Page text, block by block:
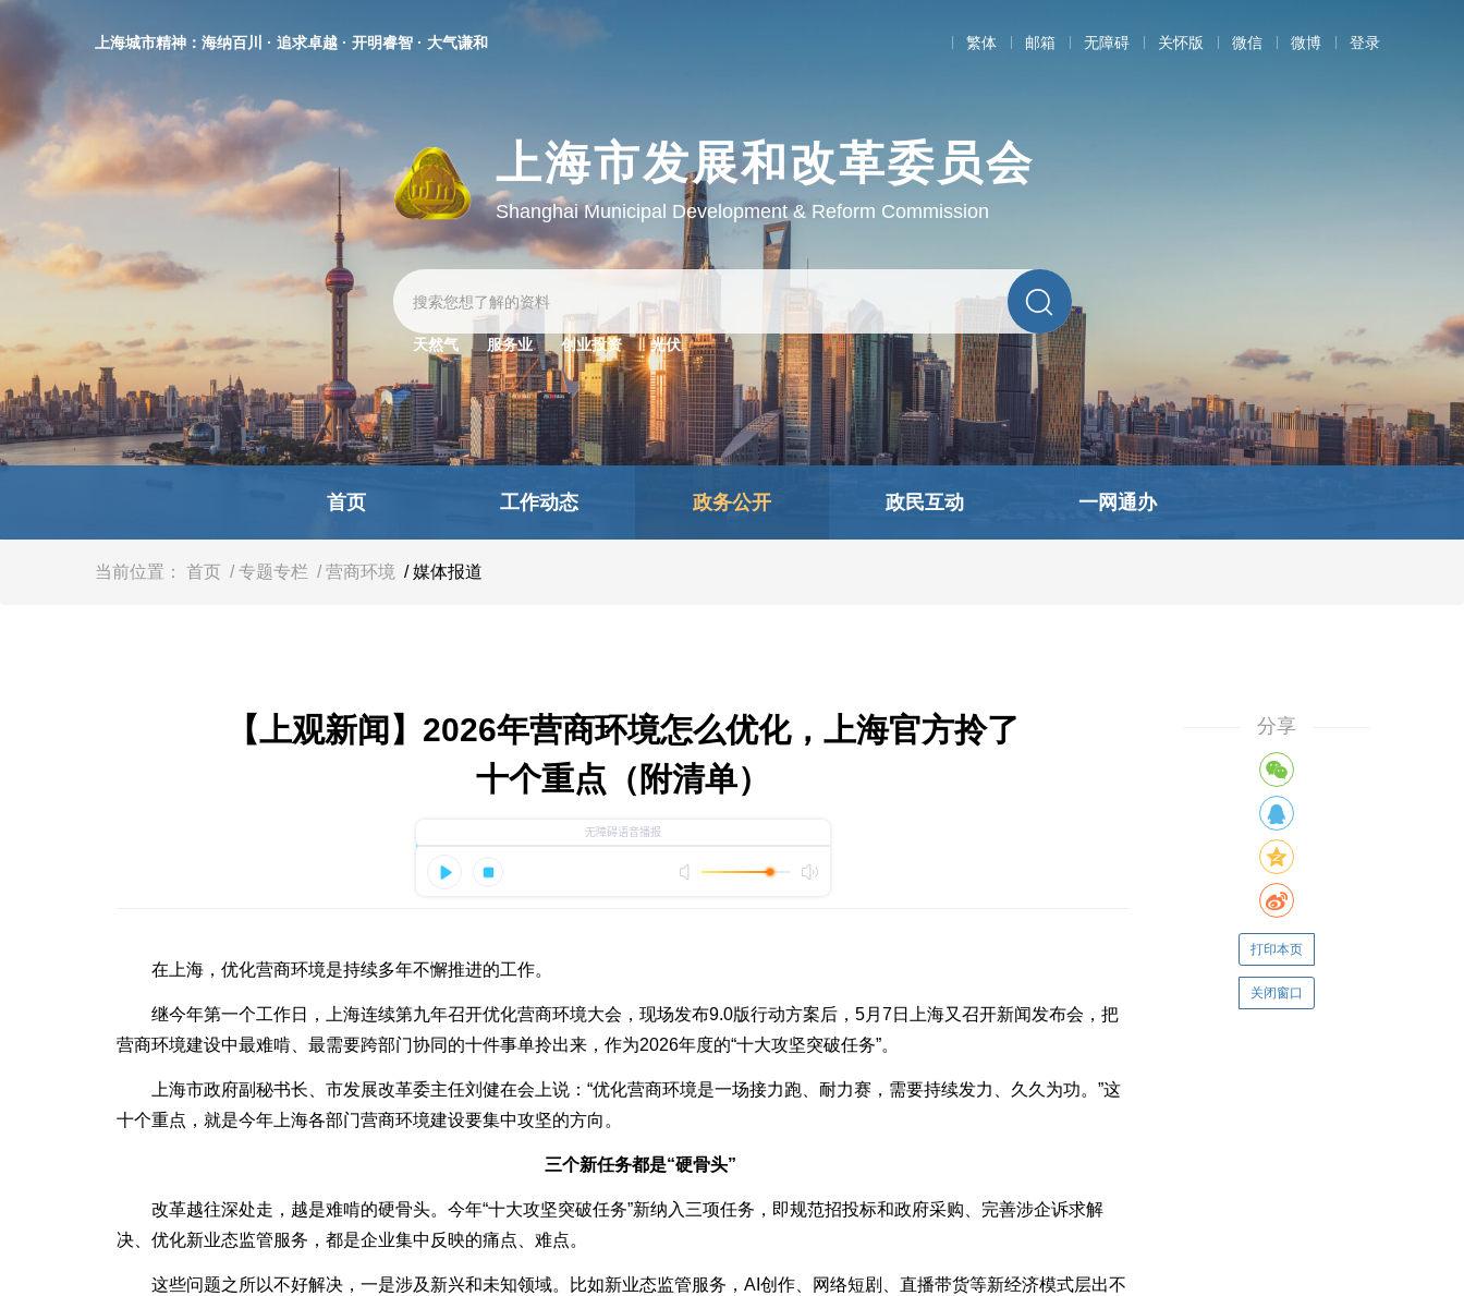
明
网
站
跳
到
主
要
内
域
上海城市精神：海纳百川 · 追求卓越 · 开明睿智 · 大气谦和 繁体 邮箱 无障碍 关怀版 微信 微博 登录
上海市发展和改革委员会
Shanghai Municipal Development & Reform Commission
天然气 服务业 创业投资 光伏
首页 工作动态 政务公开 政民互动 一网通办
当前位置： 首页 / 专题专栏 / 营商环境 / 媒体报道
【上观新闻】2026年营商环境怎么优化，上海官方拎了
十个重点（附清单）
在上海，优化营商环境是持续多年不懈推进的工作。
继今年第一个工作日，上海连续第九年召开优化营商环境大会，现场发布9.0版行动方案后，5月7日上海又召开新闻发布会，把
营商环境建设中最难啃、最需要跨部门协同的十件事单拎出来，作为2026年度的“十大攻坚突破任务”。
上海市政府副秘书长、市发展改革委主任刘健在会上说：“优化营商环境是一场接力跑、耐力赛，需要持续发力、久久为功。”这
十个重点，就是今年上海各部门营商环境建设要集中攻坚的方向。
三个新任务都是“硬骨头”
改革越往深处走，越是难啃的硬骨头。今年“十大攻坚突破任务”新纳入三项任务，即规范招投标和政府采购、完善涉企诉求解
决、优化新业态监管服务，都是企业集中反映的痛点、难点。
这些问题之所以不好解决，一是涉及新兴和未知领域。比如新业态监管服务，AI创作、网络短剧、直播带货等新经济模式层出不
分享
打印本页
关闭窗口